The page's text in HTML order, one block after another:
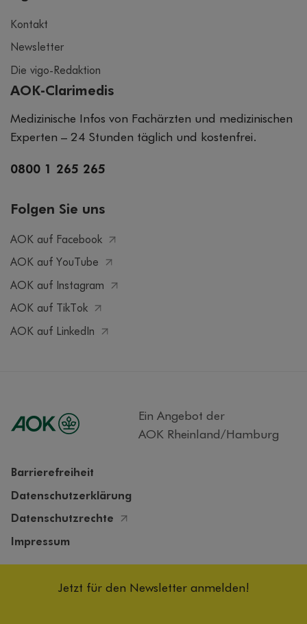
Kontakt
Newsletter
Die vigo-Redaktion
AOK-Clarimedis
Medizinische Infos von Fachärzten und medizinischen
Experten – 24 Stunden täglich und kostenfrei.
0800 1 265 265
Folgen Sie uns
AOK auf Facebook
AOK auf YouTube
AOK auf Instagram
AOK auf TikTok
AOK auf LinkedIn
Ein Angebot der
AOK Rheinland/Hamburg
Barrierefreiheit
Datenschutzerklärung
Datenschutzrechte
Impressum
Jetzt für den Newsletter anmelden!